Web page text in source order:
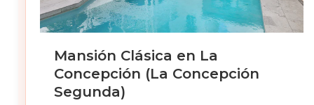
Mansión Clásica en La
Concepción (La Concepción
Segunda)